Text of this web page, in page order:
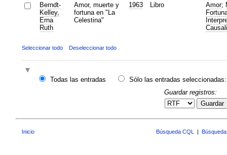
Berndt-
Kelley,
Erna
Ruth
Amor, muerte y
fortuna en "La
Celestina"
1963 Libro Amor;
Seleccionar todo Deseleccionar todo
Todas las entradas
Sólo las entradas seleccionadas:
Guardar registros:
Guardar
Inicio Búsqueda CQL